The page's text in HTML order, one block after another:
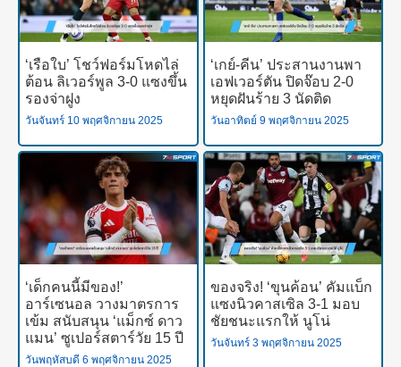
‘เรือใบ’ โชว์ฟอร์มโหดไล่
ต้อน ลิเวอร์พูล 3-0 แซงขึ้น
รองจ่าฝูง
วันจันทร์ 10 พฤศจิกายน 2025
‘เกย์-คีน’ ประสานงานพา
เอฟเวอร์ตัน ปิดจ๊อบ 2-0
หยุดฝันร้าย 3 นัดติด
วันอาทิตย์ 9 พฤศจิกายน 2025
‘เด็กคนนี้มีของ!’
อาร์เซนอล วางมาตรการ
เข้ม สนับสนุน ‘แม็กซ์ ดาว
แมน’ ซูเปอร์สตาร์วัย 15 ปี
วันพฤหัสบดี 6 พฤศจิกายน 2025
ของจริง! ‘ขุนค้อน’ คัมแบ็ก
แซงนิวคาสเซิล 3-1 มอบ
ชัยชนะแรกให้ นูโน่
วันจันทร์ 3 พฤศจิกายน 2025